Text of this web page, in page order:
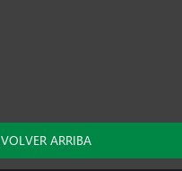
VOLVER ARRIBA